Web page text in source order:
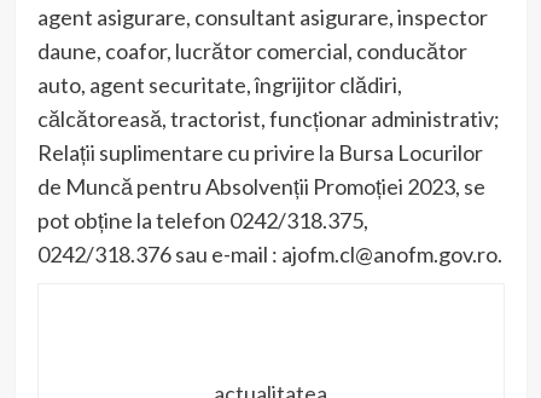
agent asigurare, consultant asigurare, inspector
daune, coafor, lucrător comercial, conducător
auto, agent securitate, îngrijitor clădiri,
călcătoreasă, tractorist, funcționar administrativ;
Relații suplimentare cu privire la Bursa Locurilor
de Muncă pentru Absolvenții Promoției 2023, se
pot obține la telefon 0242/318.375,
0242/318.376 sau e-mail : ajofm.cl@anofm.gov.ro.